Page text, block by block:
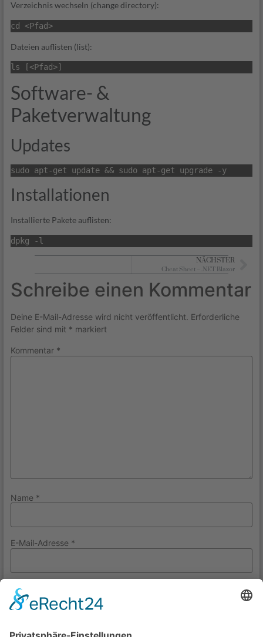
Verzeichnis wechseln (change directory):
cd <Pfad>
Dateien auflisten (list):
ls [<Pfad>]
Software- &
Paketverwaltung
Updates
sudo apt-get update && sudo apt-get upgrade -y
Installationen
Installierte Pakete auflisten:
dpkg -l
NÄCHSTER
Cheat Sheet – .NET Blazor
Schreibe einen Kommentar
Deine E-Mail-Adresse wird nicht veröffentlicht. Erforderliche
Felder sind mit * markiert
Kommentar *
Name *
E-Mail-Adresse *
Website